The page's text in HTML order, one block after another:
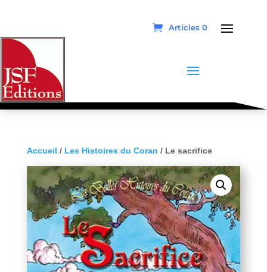
Articles 0
Accueil / Les Histoires du Coran / Le sacrifice